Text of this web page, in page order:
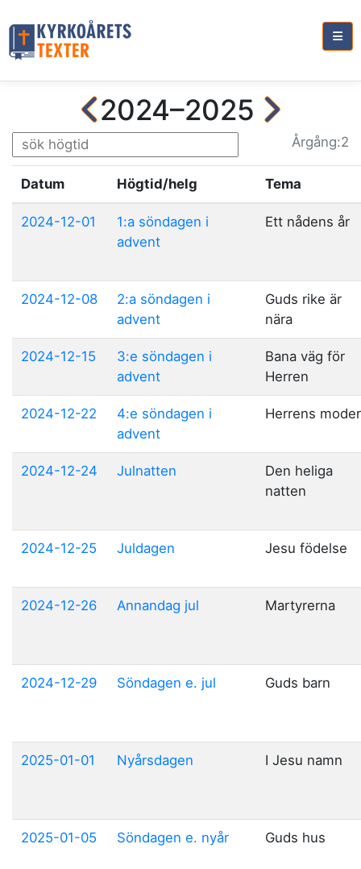
2024–2025
Årgång:2
Datum Högtid/helg Tema
2024-12-01
1:a söndagen i
advent
Ett nådens år
2024-12-08
2:a söndagen i
advent
Guds rike är
nära
2024-12-15
3:e söndagen i
advent
Bana väg för
Herren
2024-12-22
4:e söndagen i
advent
Herrens moder
2024-12-24 Julnatten
Den heliga
natten
2024-12-25 Juldagen Jesu födelse
2024-12-26 Annandag jul Martyrerna
2024-12-29 Söndagen e. jul Guds barn
2025-01-01 Nyårsdagen I Jesu namn
2025-01-05 Söndagen e. nyår Guds hus